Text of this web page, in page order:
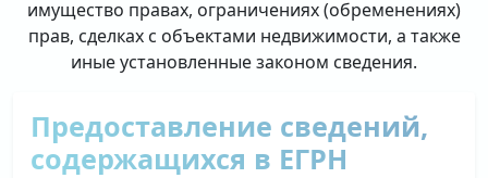
имущество правах, ограничениях (обременениях)
прав, сделках с объектами недвижимости, а также
иные установленные законом сведения.
Предоставление сведений,
содержащихся в ЕГРН